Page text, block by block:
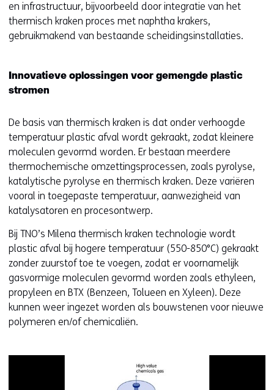
en infrastructuur, bijvoorbeeld door integratie van het
thermisch kraken proces met naphtha krakers,
gebruikmakend van bestaande scheidingsinstallaties.
Innovatieve oplossingen voor gemengde plastic
stromen
De basis van thermisch kraken is dat onder verhoogde
temperatuur plastic afval wordt gekraakt, zodat kleinere
moleculen gevormd worden. Er bestaan meerdere
thermochemische omzettingsprocessen, zoals pyrolyse,
katalytische pyrolyse en thermisch kraken. Deze variëren
vooral in toegepaste temperatuur, aanwezigheid van
katalysatoren en procesontwerp.
Bij TNO’s Milena thermisch kraken technologie wordt
plastic afval bij hogere temperatuur (550-850°C) gekraakt
zonder zuurstof toe te voegen, zodat er voornamelijk
gasvormige moleculen gevormd worden zoals ethyleen,
propyleen en BTX (Benzeen, Tolueen en Xyleen). Deze
kunnen weer ingezet worden als bouwstenen voor nieuwe
polymeren en/of chemicaliën.